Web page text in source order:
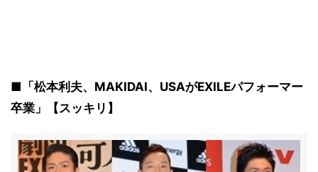
■「松本利夫、MAKIDAI、USAがEXILEパフォーマー
卒業」【スッキリ】